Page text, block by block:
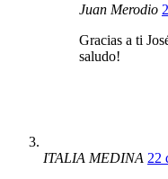
Juan Merodio
Gracias a ti
saludo!
ITALIA MEDINA 22